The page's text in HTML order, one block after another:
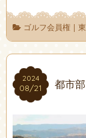
ゴルフ会員権|
2024
08/21
2024
08/21 都市